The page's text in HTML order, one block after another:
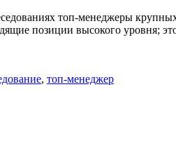
топ-менеджеры
позиции высокого уровня;
, топ-менеджер